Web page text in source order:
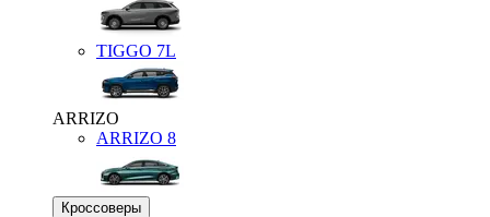
TIGGO 7L
ARRIZO
ARRIZO 8
Кроссоверы